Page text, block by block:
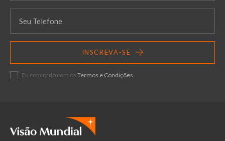
INSCREVA-SE
Eu concordo com os Termos e Condições